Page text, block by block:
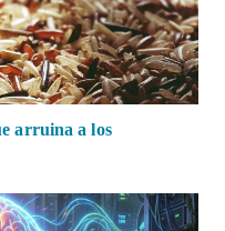
arruina a los